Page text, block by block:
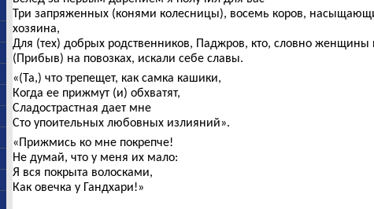
Три запряженных (конями колесницы), восемь коров,
хозяина,
Для (тех) добрых родственников, Паджров, кто, словно женщины
(Прибыв) на повозках, искали себе славы.
«(Та,) что трепещет, как самка кашики,
Когда ее прижмут (и) обхватят,
Сладострастная дает мне
Сто упоительных любовных излияний».
«Прижмись ко мне покрепче!
Не думай, что у меня их мало:
Я вся покрыта волосками,
Как овечка у Гандхари!»